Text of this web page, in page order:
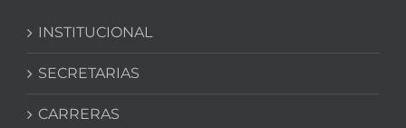
INSTITUCIONAL
SECRETARIAS
CARRERAS